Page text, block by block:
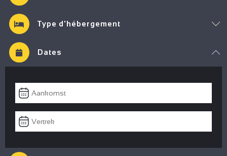
Type d'hébergement
Dates